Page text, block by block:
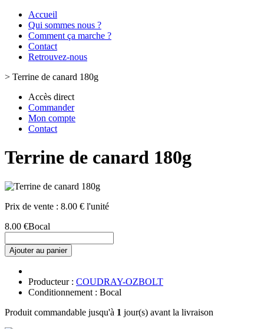
Accueil
Qui sommes nous ?
Comment ça marche ?
Contact
Retrouvez-nous
> Terrine de canard 180g
Accès direct
Commander
Mon compte
Contact
Terrine de canard 180g
Prix de vente : 8.00 € l'unité
8.00 €Bocal
Ajouter au panier
Producteur : COUDRAY-OZBOLT
Conditionnement : Bocal
Produit commandable jusqu'à 1 jour(s) avant la livraison